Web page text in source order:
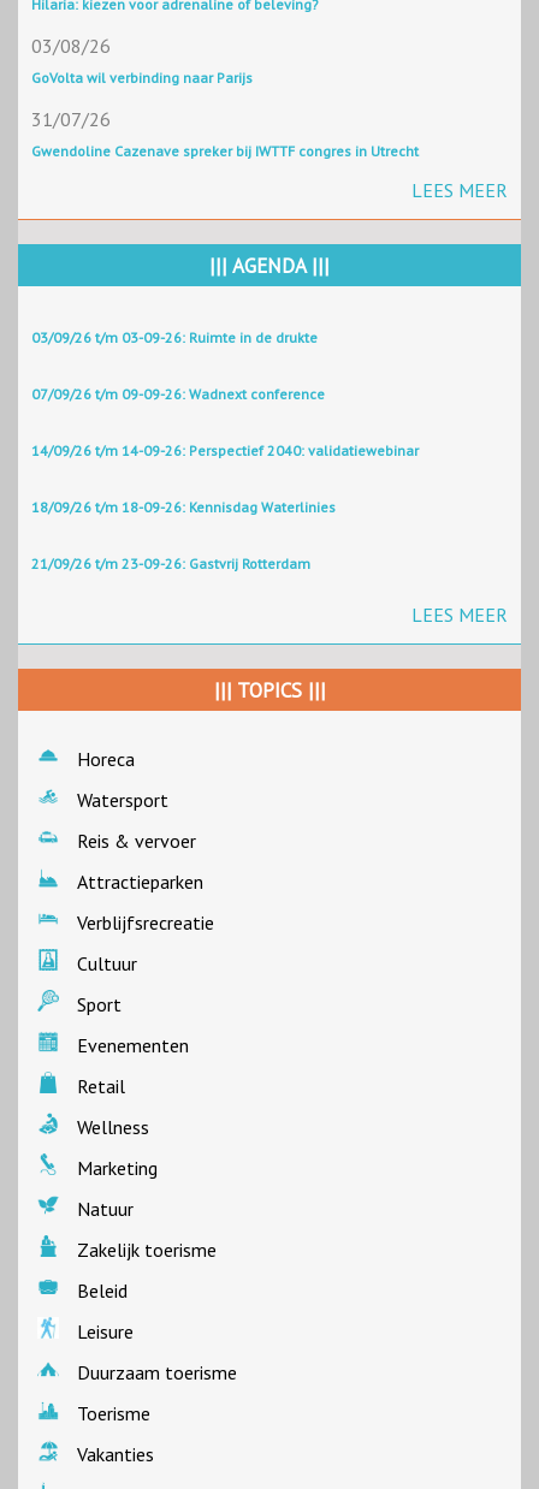
Hilaria: kiezen voor adrenaline of beleving?
03/08/26
GoVolta wil verbinding naar Parijs
31/07/26
Gwendoline Cazenave spreker bij IWTTF congres in Utrecht
LEES MEER
||| AGENDA |||
03/09/26 t/m 03-09-26: Ruimte in de drukte
07/09/26 t/m 09-09-26: Wadnext conference
14/09/26 t/m 14-09-26: Perspectief 2040: validatiewebinar
18/09/26 t/m 18-09-26: Kennisdag Waterlinies
21/09/26 t/m 23-09-26: Gastvrij Rotterdam
LEES MEER
||| TOPICS |||
Horeca
Watersport
Reis & vervoer
Attractieparken
Verblijfsrecreatie
Cultuur
Sport
Evenementen
Retail
Wellness
Marketing
Natuur
Zakelijk toerisme
Beleid
Leisure
Duurzaam toerisme
Toerisme
Vakanties